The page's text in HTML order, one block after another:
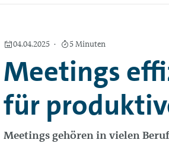
04.04.2025 5 Minuten
Meetings
für
Meetings gehören in vielen